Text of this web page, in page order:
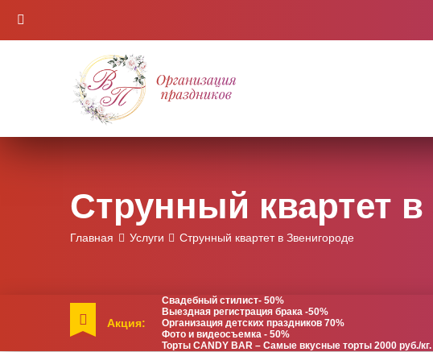
Струнный квартет
Главная Услуги Струнный квартет в Звенигороде
Акция:
Свадебный стилист- 50%
Выездная регистрация брака -50%
Организация детских праздников 70%
Фото и видеосъемка - 50%
Торты CANDY BAR – Самые вкусные торты 2000 руб./кг.